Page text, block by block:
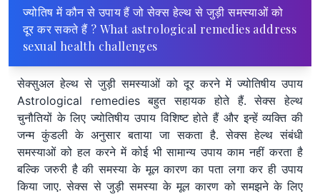
ज्योतिष में कौन से उपाय हैं जो सेक्स हेल्थ से जुड़ी समस्याओं को
दूर कर सकते हैं ? What astrological remedies address
sexual health challenges
सेक्सुअल हेल्थ से जुड़ी समस्याओं को दूर करने में ज्योतिषीय उपाय
Astrological remedies बहुत सहायक होते हैं. सेक्स हेल्थ
चुनौतियों के लिए ज्योतिषीय उपाय विशिष्ट होते हैं और इन्हें व्यक्ति की
जन्म कुंडली के अनुसार बताया जा सकता है. सेक्स हेल्थ संबंधी
समस्याओं को हल करने में कोई भी सामान्य उपाय काम नहीं करता है
बल्कि जरुरी है की समस्या के मूल कारण का पता लगा कर ही उपाय
किया जाए. सेक्स से जुड़ी समस्या के मूल कारण को समझने के लिए